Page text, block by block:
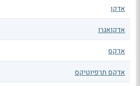
אדקו
אדקואגרו
אדקס
אדקס תרפיוטיקס